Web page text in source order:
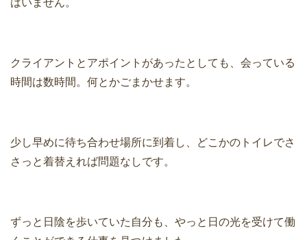
はいません。
クライアントとアポイントがあったとしても、会っている
時間は数時間。何とかごまかせます。
少し早めに待ち合わせ場所に到着し、どこかのトイレでさ
さっと着替えれば問題なしです。
ずっと日陰を歩いていた自分も、やっと日の光を受けて働